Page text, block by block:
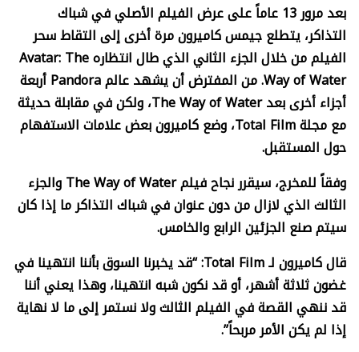
بعد مرور 13 عاماً على عرض الفيلم الأصلي في شباك
التذاكر، يتطلع جيمس كاميرون مرة أخرى إلى التقاط سحر
الفيلم من خلال الجزء الثاني الذي طال انتظارهAvatar: The
Way of Water. من المفترض أن يشهد عالمPandoraأربعة
أجزاء أخرى بعدThe Way of Water، ولكن في مقابلة حديثة
مع مجلةTotal Film، وضع كاميرون بعض علامات الاستفهام
حول المستقبل.
وفقاً للمخرج، سيقرر نجاح فيلمThe Way of Waterوالجزء
الثالث الذي لازال من دون عنوان في شباك التذاكر ما إذا كان
سيتم صنع الجزئين الرابع والخامس.
قال كاميرون لـTotal Film: “ قد يخبرنا السوق بأننا انتهينا في
غضون ثلاثة أشهر، أو قد نكون شبه انتهينا، وهذا يعني أننا
قد ننهي القصة في الفيلم الثالث ولا نستمر إلى ما لا نهاية
إذا لم يكن الأمر مربحاً”.